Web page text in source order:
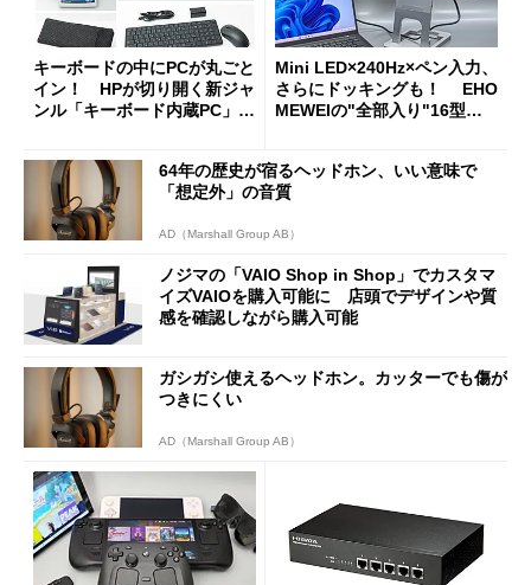
キーボードの中にPCが丸ごと
イン！ HPが切り開く新ジャ
ンル「キーボード内蔵PC」の
Mini LED×240Hz×ペン入力、
さらにドッキングも！ EHO
MEWEIの"全部入り"16型モ
64年の歴史が宿るヘッドホン、いい意味で
「想定外」の音質
AD（Marshall Group AB）
ノジマの「VAIO Shop in Shop」でカスタマ
イズVAIOを購入可能に 店頭でデザインや質
感を確認しながら購入可能
ガシガシ使えるヘッドホン。カッターでも傷が
つきにくい
AD（Marshall Group AB）